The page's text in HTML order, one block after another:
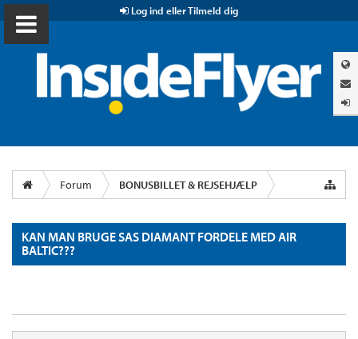
Log ind eller Tilmeld dig
Forum BONUSBILLET & REJSEHJÆLP
KAN MAN BRUGE SAS DIAMANT FORDELE MED AIR
BALTIC???